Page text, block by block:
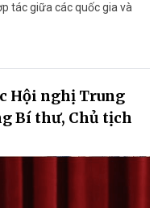
tác giữa các quốc gia và
Hội nghị Trung
Bí thư, Chủ tịch